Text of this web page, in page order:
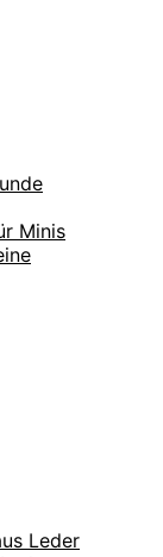
Minis
Leder